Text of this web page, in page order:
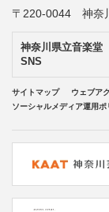
〒220-0044 神奈
神奈川県立音楽堂
SNS
サイトマップ ウェブア
ソーシャルメディア運用ポ